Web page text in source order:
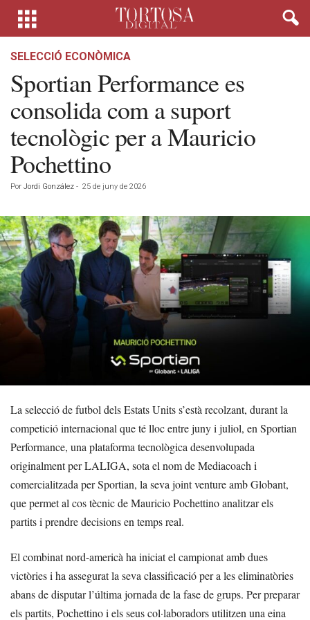
SELECCIÓ ECONÒMICA
Sportian Performance es
consolida com a suport
tecnològic per a Mauricio
Pochettino
Por Jordi González - 25 de juny de 2026
La selecció de futbol dels Estats Units s’està recolzant, durant la
competició internacional que té lloc entre juny i juliol, en Sportian
Performance, una plataforma tecnològica desenvolupada
originalment per LALIGA, sota el nom de Mediacoach i
comercialitzada per Sportian, la seva joint venture amb Globant,
que permet al cos tècnic de Mauricio Pochettino analitzar els
partits i prendre decisions en temps real.
El combinat nord-americà ha iniciat el campionat amb dues
victòries i ha assegurat la seva classificació per a les eliminatòries
abans de disputar l’última jornada de la fase de grups. Per preparar
els partits, Pochettino i els seus col·laboradors utilitzen una eina